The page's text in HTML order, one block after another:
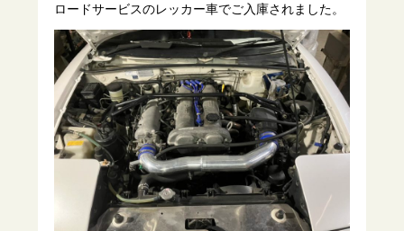
ロードサービスのレッカー車でご入庫されました。